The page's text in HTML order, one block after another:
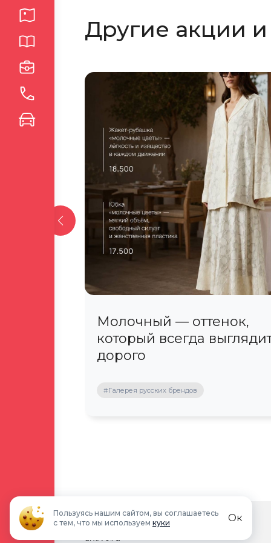
окне окне
Другие акции
Молочный — оттенок,
который всегда
дорого
#Галерея русских брендов
© 2026, ТРЦ «Малина»
ЗПИФН "Активо восемнадцать"
aktivo.ru
Пользуясь нашим сайтом, вы соглашаетесь
с тем, что мы используем куки Ок